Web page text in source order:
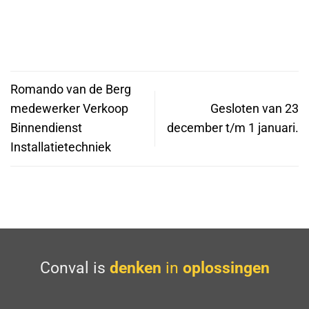
Romando van de Berg
medewerker Verkoop
Binnendienst
Installatietechniek
Gesloten van 23
december t/m 1 januari.
Conval is denken in oplossingen